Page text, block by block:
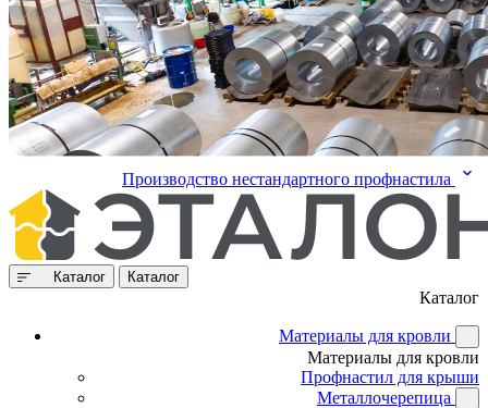
Производство нестандартного профнастила
Каталог Каталог
Каталог
Материалы для кровли
Материалы для кровли
Профнастил для крыши
Металлочерепица